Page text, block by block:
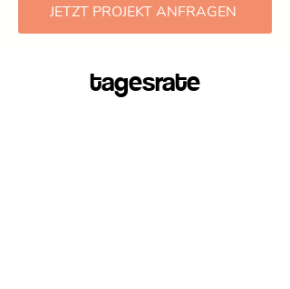
JETZT PROJEKT ANFRAGEN
tagesrate